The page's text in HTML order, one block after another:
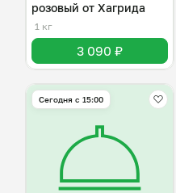
розовый от Хагрида
1 кг
3 090 ₽
Сегодня с 15:00